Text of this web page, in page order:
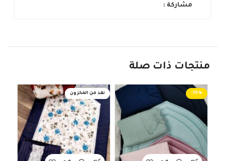
مشاركة :
منتجات ذات صلة
-16% نفذ من المخزون